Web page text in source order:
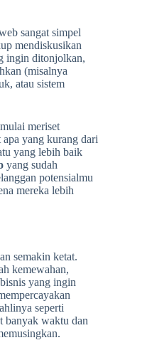
sangat simpel
mendiskusikan
ingin ditonjolkan,
(misalnya
atau sistem
meriset
yang kurang dari
yang lebih baik
yang sudah
potensialmu
mereka lebih
semakin ketat.
kemewahan,
yang ingin
seperti
banyak waktu dan